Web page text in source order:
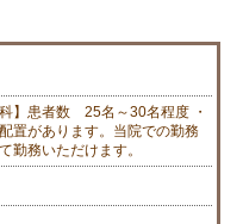
】患者数 25名～30名程度 ・
置があります。当院での勤務
勤務いただけます。